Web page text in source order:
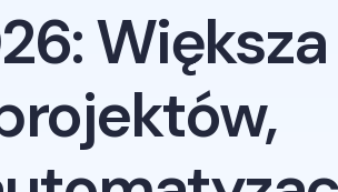
Większa